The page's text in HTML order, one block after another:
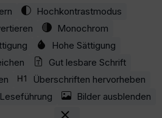
Hochkontrastmodus
Monochrom
Hohe Sättigung
Gut lesbare Schrift
Überschriften hervorheben
Leseführung
Bilder ausblenden